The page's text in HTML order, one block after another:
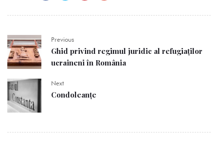
Previous
Ghid privind regimul juridic al refugiaților
ucraineni în România
Next
Condoleanțe